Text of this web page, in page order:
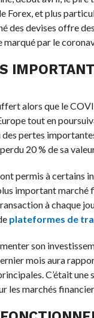
Forex, et plus
des devises offre
marqué par le
alors que le
tout en
pertes
20 % de sa
permis à certains
important marché
à chaque
plateformes de
son
mois aura
C’était
les marchés